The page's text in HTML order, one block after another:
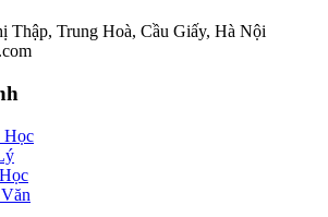
Thập, Trung Hoà, Cầu Giấy, Hà Nội
Học